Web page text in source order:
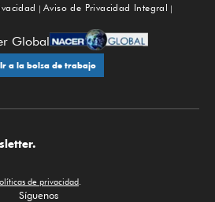
Aviso de Privacidad Integral
Global
Ir a la bolsa de trabajo
de privacidad.
Síguenos